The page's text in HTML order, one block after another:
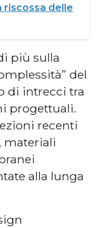
riscossa delle
più sulla
del
di intrecci tra
progettuali.
recenti
materiali
alla lunga